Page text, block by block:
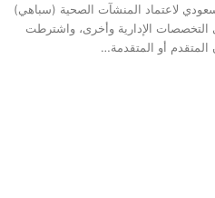
لاعتماد المنشآت الصحية (سباهي)
الإدارية وأخرى، واشترطت
أو المتقدمة…